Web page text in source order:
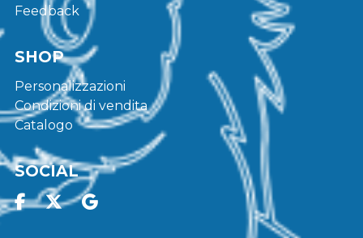
Feedback
SHOP
Personalizzazioni
Condizioni di vendita
Catalogo
SOCIAL